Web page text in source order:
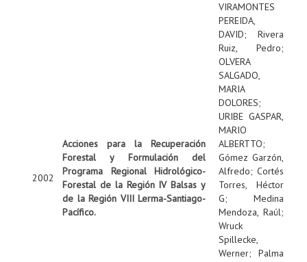
2002
Acciones para la Recuperación
Forestal y Formulación del
Programa Regional Hidrológico-
Forestal de la Región IV Balsas y
de la Región VIII Lerma-Santiago-
Pacífico.
VIRAMONTES
PEREIDA,
DAVID; Rivera
Ruiz, Pedro;
OLVERA
SALGADO,
MARIA
DOLORES;
URIBE GASPAR,
MARIO
ALBERTTO;
Gómez Garzón,
Alfredo; Cortés
Torres, Héctor
G; Medina
Mendoza, Raúl;
Wruck
Spillecke,
Werner; Palma